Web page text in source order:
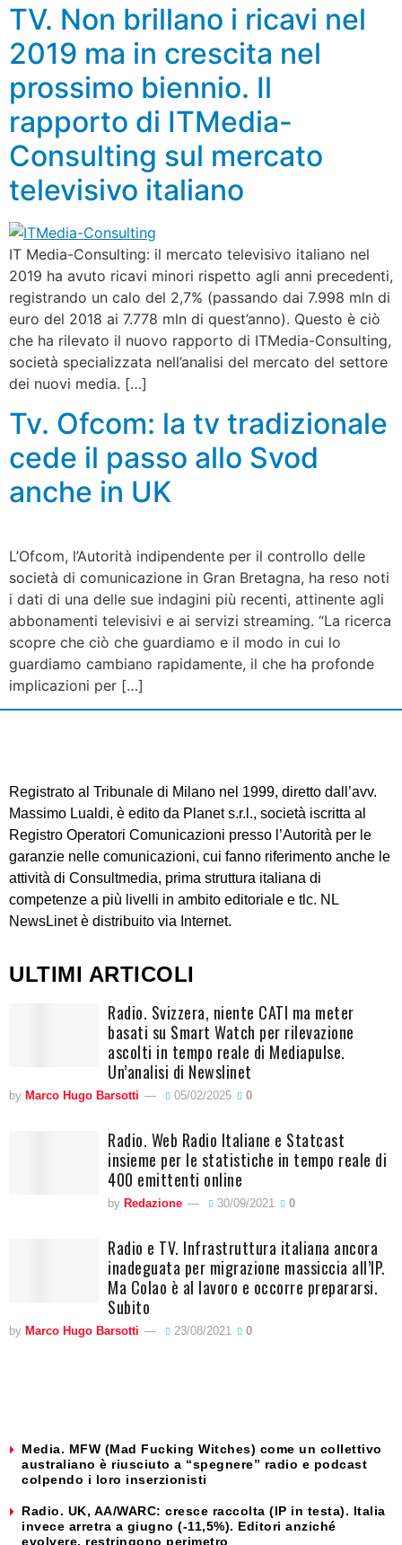
TV. Non brillano i ricavi nel
2019 ma in crescita nel
prossimo biennio. Il
rapporto di ITMedia-
Consulting sul mercato
televisivo italiano
IT Media-Consulting: il mercato televisivo italiano nel
2019 ha avuto ricavi minori rispetto agli anni precedenti,
registrando un calo del 2,7% (passando dai 7.998 mln di
euro del 2018 ai 7.778 mln di quest’anno). Questo è ciò
che ha rilevato il nuovo rapporto di ITMedia-Consulting,
società specializzata nell’analisi del mercato del settore
dei nuovi media. […]
Tv. Ofcom: la tv tradizionale
cede il passo allo Svod
anche in UK
L’Ofcom, l’Autorità indipendente per il controllo delle
società di comunicazione in Gran Bretagna, ha reso noti
i dati di una delle sue indagini più recenti, attinente agli
abbonamenti televisivi e ai servizi streaming. “La ricerca
scopre che ciò che guardiamo e il modo in cui lo
guardiamo cambiano rapidamente, il che ha profonde
implicazioni per […]
Registrato al Tribunale di Milano nel 1999, diretto dall’avv.
Massimo Lualdi, è edito da Planet s.r.l., società iscritta al
Registro Operatori Comunicazioni presso l’Autorità per le
garanzie nelle comunicazioni, cui fanno riferimento anche le
attività di Consultmedia, prima struttura italiana di
competenze a più livelli in ambito editoriale e tlc. NL
NewsLinet è distribuito via Internet.
ULTIMI ARTICOLI
Radio. Svizzera, niente CATI ma meter
basati su Smart Watch per rilevazione
ascolti in tempo reale di Mediapulse.
Un’analisi di Newslinet
by Marco Hugo Barsotti 05/02/2025 0
Radio. Web Radio Italiane e Statcast
insieme per le statistiche in tempo reale di
400 emittenti online
by Redazione 30/09/2021 0
Radio e TV. Infrastruttura italiana ancora
inadeguata per migrazione massiccia all’IP.
Ma Colao è al lavoro e occorre prepararsi.
Subito
by Marco Hugo Barsotti 23/08/2021 0
Media. MFW (Mad Fucking Witches) come un collettivo
australiano è riusciuto a “spegnere” radio e podcast
colpendo i loro inserzionisti
Radio. UK, AA/WARC: cresce raccolta (IP in testa). Italia
invece arretra a giugno (-11,5%). Editori anziché
evolvere, restringono perimetro